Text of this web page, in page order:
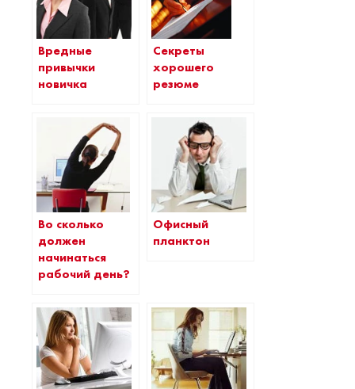
Вредные
привычки
новичка
Секреты
хорошего
резюме
Во сколько
должен
начинаться
рабочий день?
Офисный
планктон